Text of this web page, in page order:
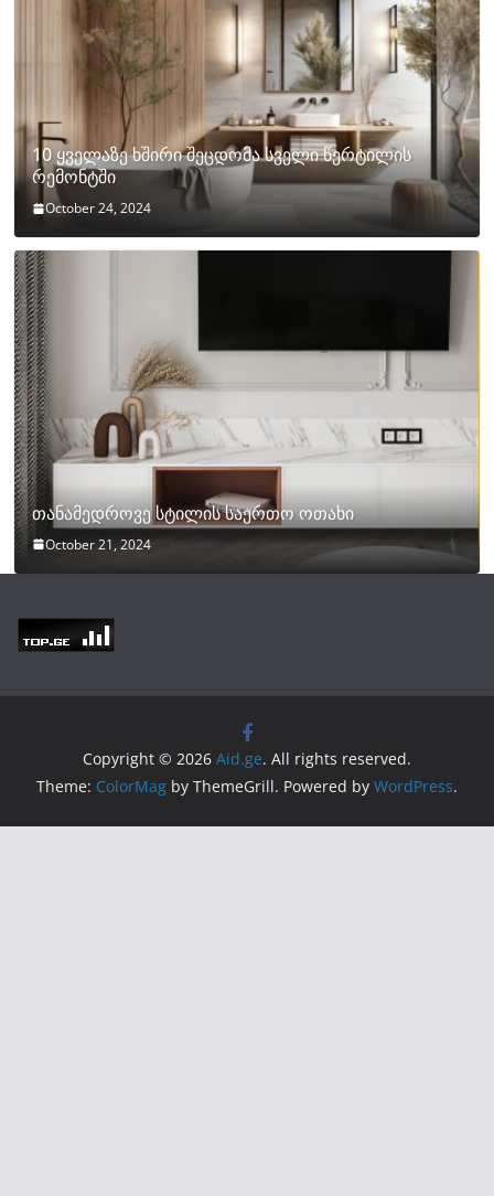
10 ყველაზე ხშირი შეცდომა სველი წერტილის
რემონტში
October 24, 2024
თანამედროვე სტილის საერთო ოთახი
October 21, 2024
Copyright © 2026 Aid.ge. All rights reserved.
Theme: ColorMag by ThemeGrill. Powered by WordPress.